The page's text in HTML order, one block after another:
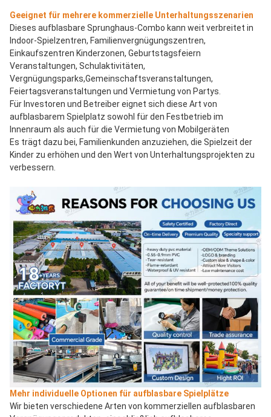
Geeignet für mehrere kommerzielle Unterhaltungsszenarien
Dieses aufblasbare Sprunghaus-Combo kann weit verbreitet in
Indoor-Spielzentren, Familienvergnügungszentren,
Einkaufszentren Kinderzonen, Geburtstagsfeiern
Veranstaltungen, Schulaktivitäten,
Vergnügungsparks,Gemeinschaftsveranstaltungen,
Feiertagsveranstaltungen und Vermietung von Partys.
Für Investoren und Betreiber eignet sich diese Art von
aufblasbarem Spielplatz sowohl für den Festbetrieb im
Innenraum als auch für die Vermietung von Mobilgeräten
Es trägt dazu bei, Familienkunden anzuziehen, die Spielzeit der
Kinder zu erhöhen und den Wert von Unterhaltungsprojekten zu
verbessern.
Mehr individuelle Optionen für aufblasbare Spielplätze
Wir bieten verschiedene Arten von kommerziellen aufblasbaren